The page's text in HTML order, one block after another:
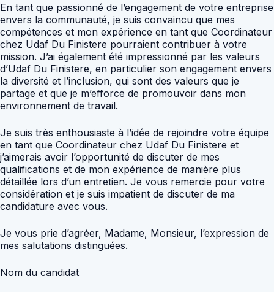
En tant que passionné de l’engagement de votre entreprise
envers la communauté, je suis convaincu que mes
compétences et mon expérience en tant que Coordinateur
chez Udaf Du Finistere pourraient contribuer à votre
mission. J’ai également été impressionné par les valeurs
d’Udaf Du Finistere, en particulier son engagement envers
la diversité et l’inclusion, qui sont des valeurs que je
partage et que je m’efforce de promouvoir dans mon
environnement de travail.
Je suis très enthousiaste à l’idée de rejoindre votre équipe
en tant que Coordinateur chez Udaf Du Finistere et
j’aimerais avoir l’opportunité de discuter de mes
qualifications et de mon expérience de manière plus
détaillée lors d’un entretien. Je vous remercie pour votre
considération et je suis impatient de discuter de ma
candidature avec vous.
Je vous prie d’agréer, Madame, Monsieur, l’expression de
mes salutations distinguées.
Nom du candidat